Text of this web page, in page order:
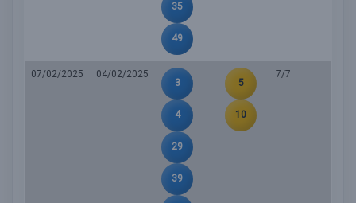
35
49
07/02/2025
04/02/2025
3
4
29
39
5
10
7/7